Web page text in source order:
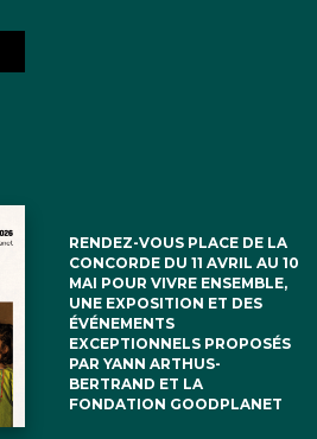
RENDEZ-VOUS PLACE DE LA
CONCORDE DU 11 AVRIL AU 10
MAI POUR VIVRE ENSEMBLE,
UNE EXPOSITION ET DES
ÉVÉNEMENTS
EXCEPTIONNELS PROPOSÉS
PAR YANN ARTHUS-
BERTRAND ET LA
FONDATION GOODPLANET